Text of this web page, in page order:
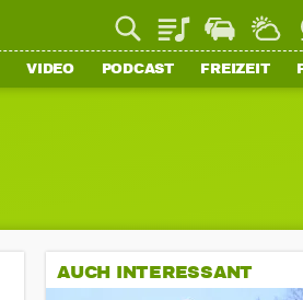
PlaylistStaupilotWetter
VIDEO PODCAST FREIZEIT
AUCH INTERESSANT